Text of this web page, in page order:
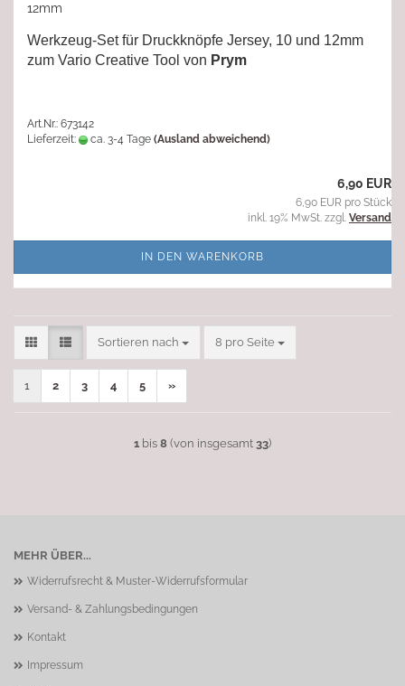
12mm
Werkzeug-Set für Druckknöpfe Jersey, 10 und 12mm
zum Vario Creative Tool von Prym
Art.Nr.: 673142
Lieferzeit:
ca. 3-4 Tage (Ausland abweichend)
6,90 EUR
6,90 EUR pro Stück
inkl. 19% MwSt. zzgl. Versand
IN DEN WARENKORB
Sortieren nach
Sortieren nach 8 pro Seite
pro Seite
1 2 3 4 5 »
1 bis 8 (von insgesamt 33)
MEHR ÜBER...
Widerrufsrecht & Muster-Widerrufsformular
Versand- & Zahlungsbedingungen
Kontakt
Impressum